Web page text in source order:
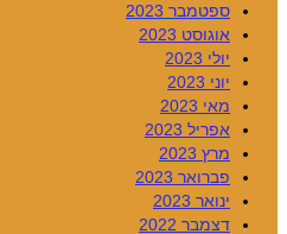
ספטמבר 2023
אוגוסט 2023
יולי 2023
יוני 2023
מאי 2023
אפריל 2023
מרץ 2023
פברואר 2023
ינואר 2023
דצמבר 2022